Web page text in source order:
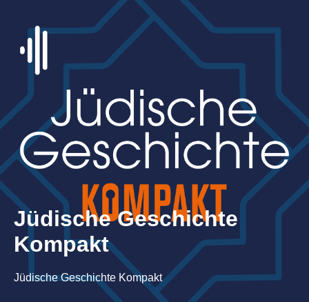
Jüdische Geschichte
Kompakt
Jüdische Geschichte Kompakt